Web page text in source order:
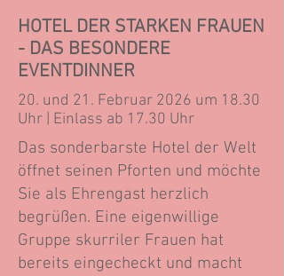
HOTEL DER STARKEN FRAUEN
- DAS BESONDERE
EVENTDINNER
20. und 21. Februar 2026 um 18.30
Uhr | Einlass ab 17.30 Uhr
Das sonderbarste Hotel der Welt
öffnet seinen Pforten und möchte
Sie als Ehrengast herzlich
begrüßen. Eine eigenwillige
Gruppe skurriler Frauen hat
bereits eingecheckt und macht